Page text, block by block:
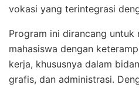
vokasi yang terintegrasi
Program ini dirancang untuk
mahasiswa dengan
kerja, khususnya dalam
grafis, dan administrasi.